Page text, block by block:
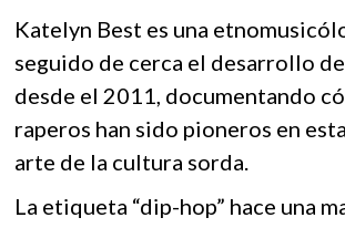
Katelyn Best es una
seguido de cerca el desarrollo
desde el 2011, documentando
raperos han sido pioneros en
arte de la cultura sorda.
La etiqueta “dip-hop” hace una